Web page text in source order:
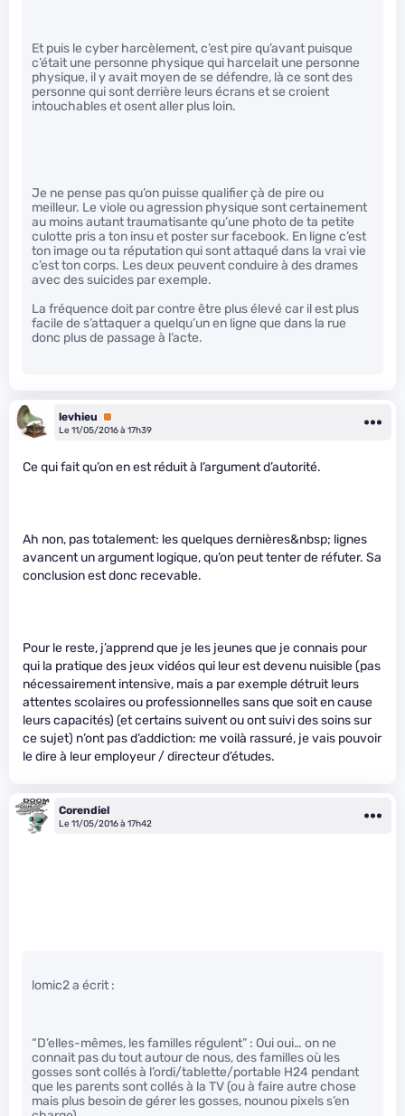
Et puis le cyber harcèlement, c’est pire qu’avant puisque
c’était une personne physique qui harcelait une personne
physique, il y avait moyen de se défendre, là ce sont des
personne qui sont derrière leurs écrans et se croient
intouchables et osent aller plus loin.
Je ne pense pas qu’on puisse qualifier çà de pire ou
meilleur. Le viole ou agression physique sont certainement
au moins autant traumatisante qu’une photo de ta petite
culotte pris a ton insu et poster sur facebook. En ligne c’est
ton image ou ta réputation qui sont attaqué dans la vrai vie
c’est ton corps. Les deux peuvent conduire à des drames
avec des suicides par exemple.
La fréquence doit par contre être plus élevé car il est plus
facile de s’attaquer a quelqu’un en ligne que dans la rue
donc plus de passage à l’acte.
levhieu
Premium
Le 11/05/2016 à 17h39
Ce qui fait qu’on en est réduit à l’argument d’autorité.
Ah non, pas totalement: les quelques dernières&nbsp; lignes
avancent un argument logique, qu’on peut tenter de réfuter. Sa
conclusion est donc recevable.
Pour le reste, j’apprend que je les jeunes que je connais pour
qui la pratique des jeux vidéos qui leur est devenu nuisible (pas
nécessairement intensive, mais a par exemple détruit leurs
attentes scolaires ou professionnelles sans que soit en cause
leurs capacités) (et certains suivent ou ont suivi des soins sur
ce sujet) n’ont pas d’addiction: me voilà rassuré, je vais pouvoir
le dire à leur employeur / directeur d’études.
Corendiel
Le 11/05/2016 à 17h42
lomic2 a écrit :
“D’elles-mêmes, les familles régulent” : Oui oui… on ne
connait pas du tout autour de nous, des familles où les
gosses sont collés à l’ordi/tablette/portable H24 pendant
que les parents sont collés à la TV (ou à faire autre chose
mais plus besoin de gérer les gosses, nounou pixels s’en